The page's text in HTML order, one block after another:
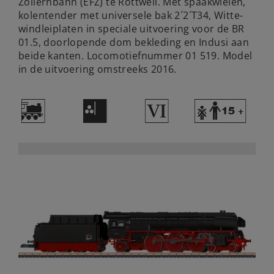
kolentender met universele bak 2´2´T34, Witte-
windleiplaten in speciale uitvoering voor de BR
01.5, doorlopende dom bekleding en Indusi aan
beide kanten. Locomotiefnummer 01 519. Model
in de uitvoering omstreeks 2016.
( F 8 Y